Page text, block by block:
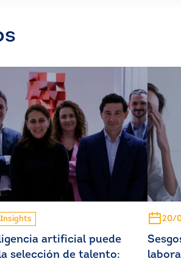
Insights
artificial puede
selección de talento:
20/